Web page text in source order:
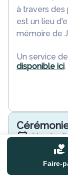
Faire-
à travers
est un lieu
mémoire de
Un service
disponible ici.
Église
03600